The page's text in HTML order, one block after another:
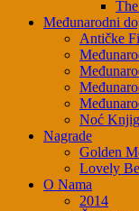
Međunarodni
Antičke
Noć
Nagrade
Golden
Lovely
O Nama
2014